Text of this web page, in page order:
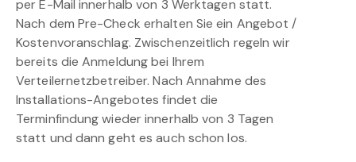
per E-Mail innerhalb von 3 Werktagen statt.
Nach dem Pre-Check erhalten Sie ein Angebot /
Kostenvoranschlag. Zwischenzeitlich regeln wir
bereits die Anmeldung bei Ihrem
Verteilernetzbetreiber. Nach Annahme des
Installations-Angebotes findet die
Terminfindung wieder innerhalb von 3 Tagen
statt und dann geht es auch schon los.